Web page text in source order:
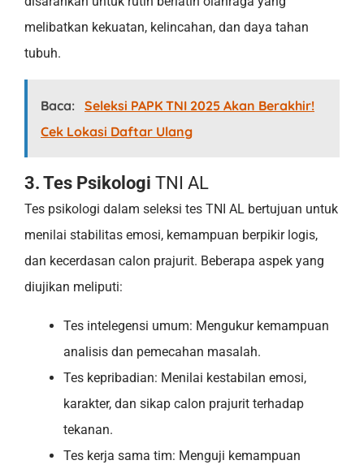
melibatkan kekuatan, kelincahan, dan daya tahan
tubuh.
Baca: Seleksi PAPK TNI 2025 Akan Berakhir!
Cek Lokasi Daftar Ulang
3. Tes Psikologi TNI AL
Tes psikologi dalam seleksi tes TNI AL bertujuan untuk
menilai stabilitas emosi, kemampuan berpikir logis,
dan kecerdasan calon prajurit. Beberapa aspek yang
diujikan meliputi:
Tes intelegensi umum: Mengukur kemampuan
analisis dan pemecahan masalah.
Tes kepribadian: Menilai kestabilan emosi,
karakter, dan sikap calon prajurit terhadap
tekanan.
Tes kerja sama tim: Menguji kemampuan